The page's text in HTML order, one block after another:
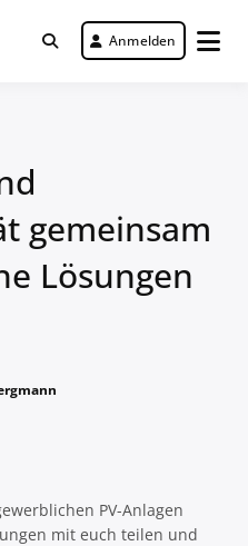
Forum
Nr. 1 Forum für
Solar Investments
Anmelden
gemeinsam
Lösungen
PV-Anlagen
mit euch teilen und